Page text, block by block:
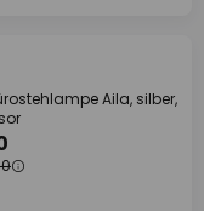
Aila, silber,